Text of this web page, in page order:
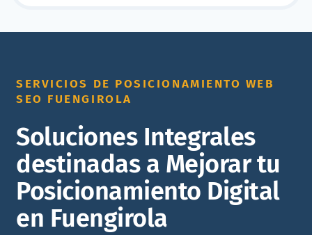
SERVICIOS DE POSICIONAMIENTO WEB
SEO FUENGIROLA
Soluciones Integrales
destinadas a Mejorar tu
Posicionamiento Digital
en Fuengirola